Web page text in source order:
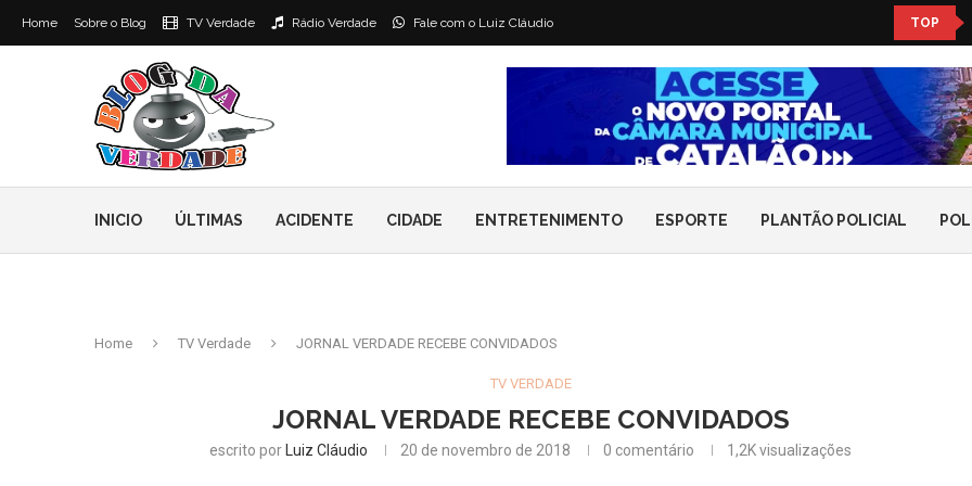
Home Sobre o Blog TV Verdade Rádio Verdade Fale com o Luiz Cláudio TOP
INICIO ÚLTIMAS ACIDENTE CIDADE ENTRETENIMENTO ESPORTE PLANTÃO POLICIAL
Home TV Verdade JORNAL VERDADE RECEBE CONVIDADOS
TV VERDADE
JORNAL VERDADE RECEBE CONVIDADOS
escrito por Luiz Cláudio 20 de novembro de 2018 0 comentário 1,2Kvisualizações